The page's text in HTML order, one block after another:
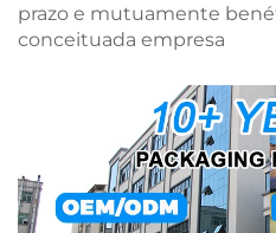
prazo e mutuamente
conceituada empresa